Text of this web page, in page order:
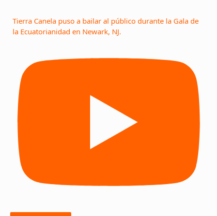
Tierra Canela puso a bailar al público durante la Gala de
la Ecuatorianidad en Newark, NJ.